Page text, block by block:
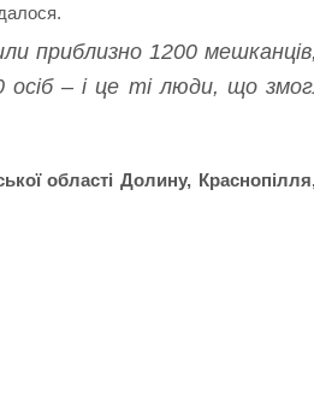
приблизно 1200
– і це ті люди, що
області Долину,